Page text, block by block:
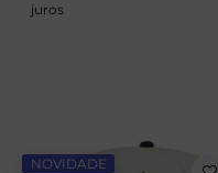
juros
NOVIDADE